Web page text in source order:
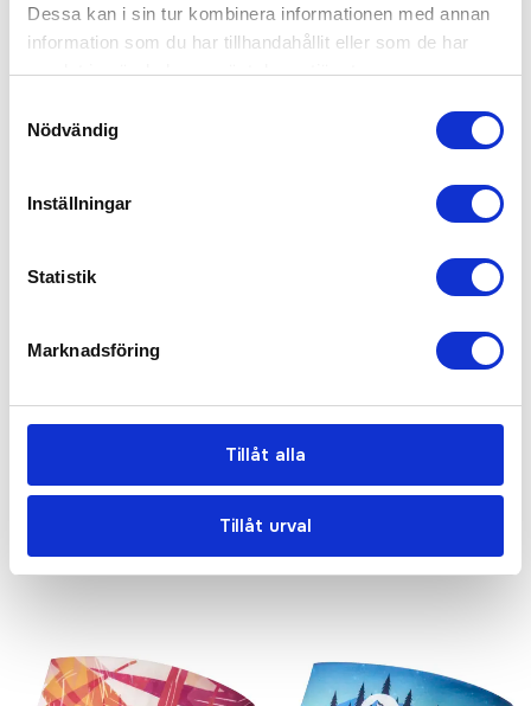
Dessa kan i sin tur kombinera informationen med annan
information som du har tillhandahållit eller som de har
samlat in när du har använt deras tjänster.
Nödvändig
Inställningar
Statistik
Marknadsföring
Tillåt alla
Tillåt urval
fr. 23,20 kr exkl moms
fr. 14,20 kr exkl moms
Bra pris
Hyper handledssvettband
sublimering
fr. 49,60 kr exkl moms